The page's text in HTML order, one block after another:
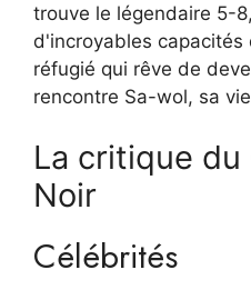
trouve le légendaire 5-
d'incroyables
réfugié qui rêve de
rencontre Sa-wol, sa
La critique du
Noir
Célébrités